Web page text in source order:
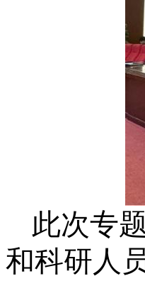
此次专
和科研人